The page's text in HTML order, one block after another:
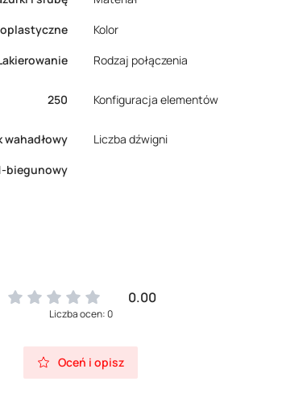
Kolor
Rodzaj połączenia
250 Konfiguracja elementów
wahadłowy Liczba dźwigni
biegunowy
0.00
Liczba ocen: 0
Oceń i opisz